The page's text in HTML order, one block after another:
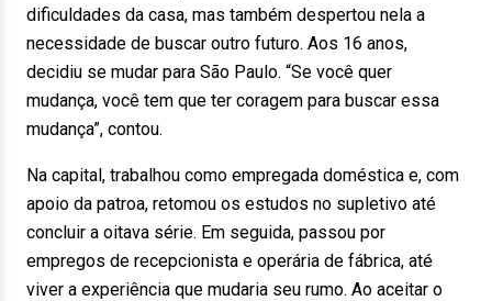
dificuldades da casa, mas também despertou nela a
necessidade de buscar outro futuro. Aos 16 anos,
decidiu se mudar para São Paulo. “Se você quer
mudança, você tem que ter coragem para buscar essa
mudança”, contou.
Na capital, trabalhou como empregada doméstica e, com
apoio da patroa, retomou os estudos no supletivo até
concluir a oitava série. Em seguida, passou por
empregos de recepcionista e operária de fábrica, até
viver a experiência que mudaria seu rumo. Ao aceitar o